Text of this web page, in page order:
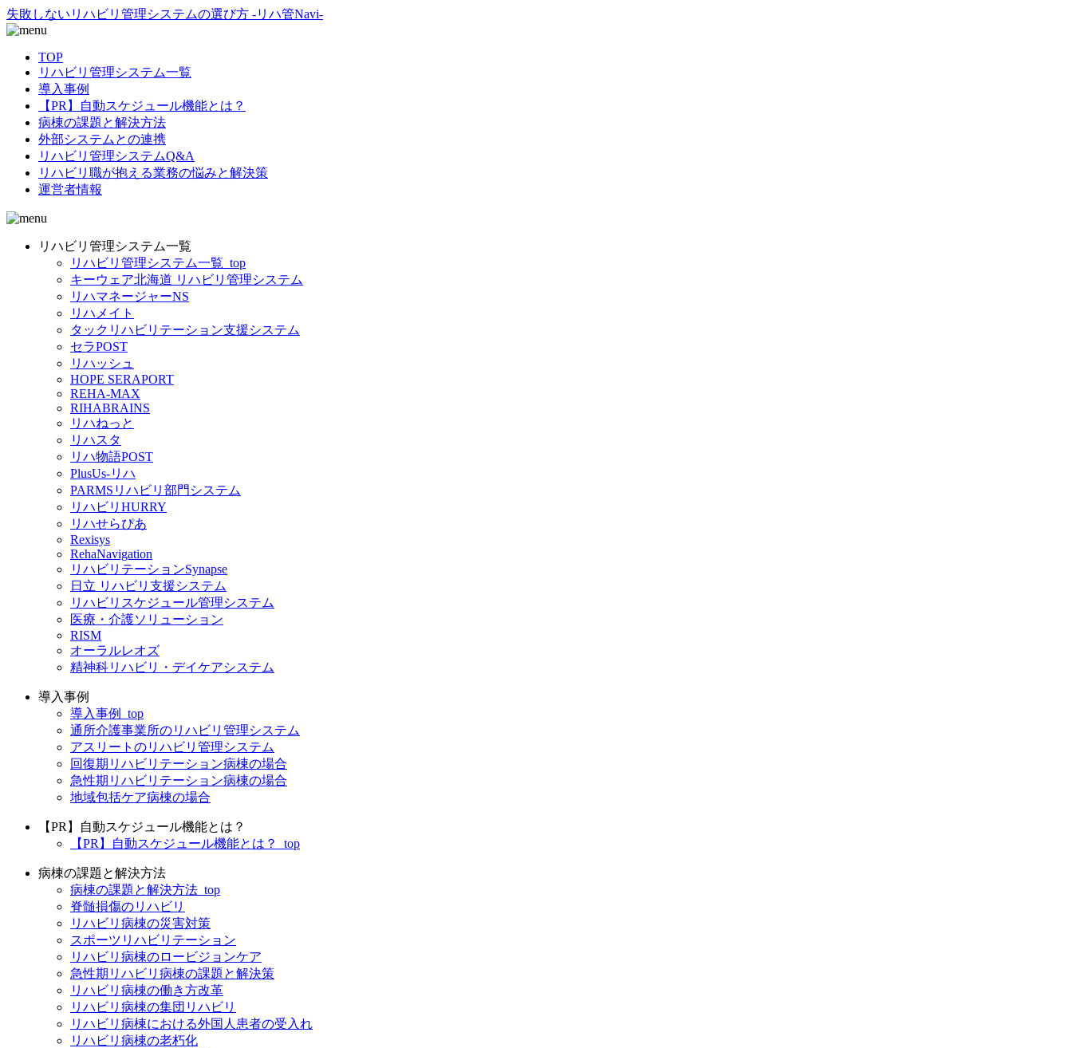
失敗しないリハビリ管理システムの選び方 -リハ管Navi-
TOP
リハビリ管理システム一覧
導入事例
【PR】自動スケジュール機能とは？
病棟の課題と解決方法
外部システムとの連携
リハビリ管理システムQ&A
リハビリ職が抱える業務の悩みと解決策
運営者情報
リハビリ管理システム一覧
リハビリ管理システム一覧_top
キーウェア北海道 リハビリ管理システム
リハマネージャーNS
リハメイト
タックリハビリテーション支援システム
セラPOST
リハッシュ
HOPE SERAPORT
REHA-MAX
RIHABRAINS
リハねっと
リハスタ
リハ物語POST
PlusUs-リハ
PARMSリハビリ部門システム
リハビリHURRY
リハせらぴあ
Rexisys
RehaNavigation
リハビリテーションSynapse
日立 リハビリ支援システム
リハビリスケジュール管理システム
医療・介護ソリューション
RISM
オーラルレオズ
精神科リハビリ・デイケアシステム
導入事例
導入事例_top
通所介護事業所のリハビリ管理システム
アスリートのリハビリ管理システム
回復期リハビリテーション病棟の場合
急性期リハビリテーション病棟の場合
地域包括ケア病棟の場合
【PR】自動スケジュール機能とは？
【PR】自動スケジュール機能とは？_top
病棟の課題と解決方法
病棟の課題と解決方法_top
脊髄損傷のリハビリ
リハビリ病棟の災害対策
スポーツリハビリテーション
リハビリ病棟のロービジョンケア
急性期リハビリ病棟の課題と解決策
リハビリ病棟の働き方改革
リハビリ病棟の集団リハビリ
リハビリ病棟における外国人患者の受入れ
リハビリ病棟の老朽化